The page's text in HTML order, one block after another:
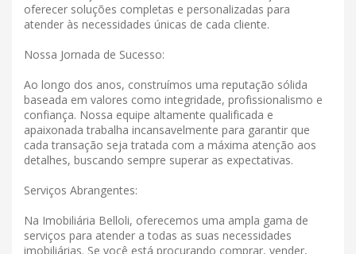
oferecer soluções completas e personalizadas para
atender às necessidades únicas de cada cliente.
Nossa Jornada de Sucesso:
Ao longo dos anos, construímos uma reputação sólida
baseada em valores como integridade, profissionalismo e
confiança. Nossa equipe altamente qualificada e
apaixonada trabalha incansavelmente para garantir que
cada transação seja tratada com a máxima atenção aos
detalhes, buscando sempre superar as expectativas.
Serviços Abrangentes:
Na Imobiliária Belloli, oferecemos uma ampla gama de
serviços para atender a todas as suas necessidades
imobiliárias. Se você está procurando comprar, vender,